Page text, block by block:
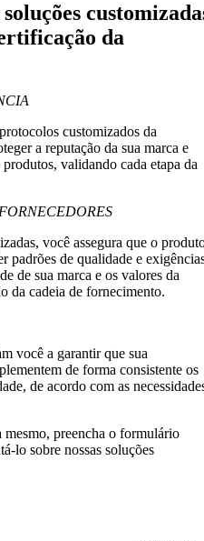
da
customizados da
a reputação da sua marca e
validando cada etapa da
você assegura que o
padrões de qualidade e
de sua marca e os valores da
da cadeia de fornecimento.
você a garantir que sua
de forma consistente os
de acordo com as
mesmo, preencha o formulário
lo sobre nossas soluções